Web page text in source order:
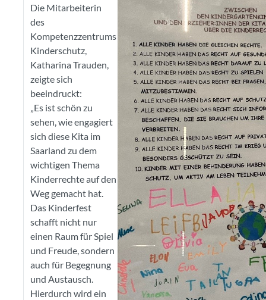
Die Mitarbeiterin
des
Kompetenzzentrums
Kinderschutz,
Katharina Trauden,
zeigte sich
beeindruckt:
„Es ist schön zu
sehen, wie engagiert
sich diese Kita im
Saarland zu dem
wichtigen Thema
Kinderrechte auf den
Weg gemacht hat.
Das Kinderfest
schafft nicht nur
einen Raum für Spiel
und Freude, sondern
auch für Begegnung
und Austausch.
Hierdurch wird ein